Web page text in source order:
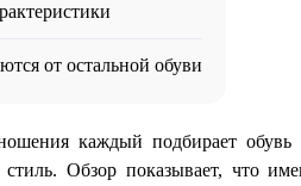
от остальной обуви
каждый подбирает
стиль. Обзор показывает, что